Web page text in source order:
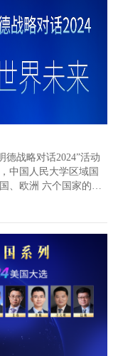
德战略对话2024”活动
中国人民大学区域国
、欧洲 六个国家的战
，与来自外交部、发
研究院、现代国际关
并与百余位中国人民
波兰等八个国家的使
道此次对话会。